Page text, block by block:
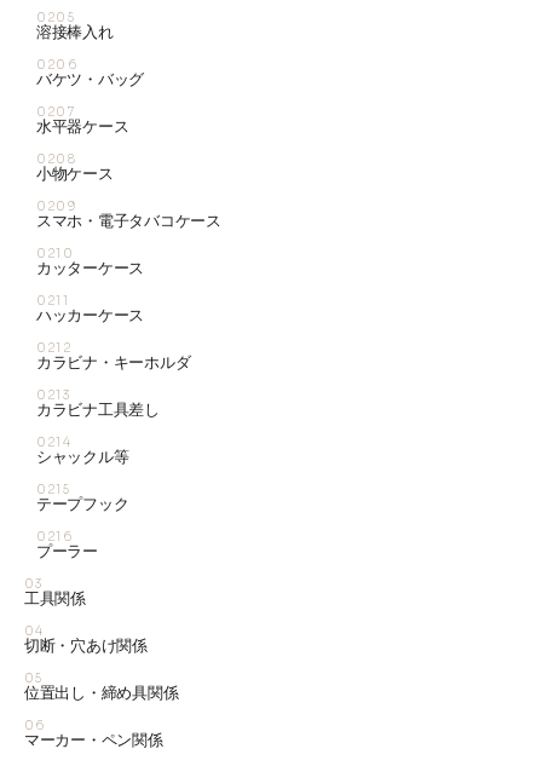
0205
溶接棒入れ
0206
バケツ・バッグ
0207
水平器ケース
0208
小物ケース
0209
スマホ・電子タバコケース
0210
カッターケース
0211
ハッカーケース
0212
カラビナ・キーホルダ
0213
カラビナ工具差し
0214
シャックル等
0215
テープフック
0216
プーラー
03
工具関係
04
切断・穴あけ関係
05
位置出し・締め具関係
06
マーカー・ペン関係